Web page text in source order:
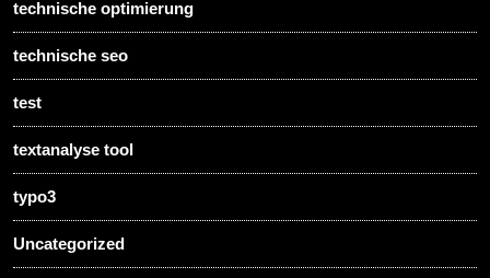
technische optimierung
technische seo
test
textanalyse tool
typo3
Uncategorized